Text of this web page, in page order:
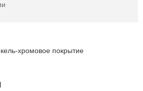
хромовое покрытие